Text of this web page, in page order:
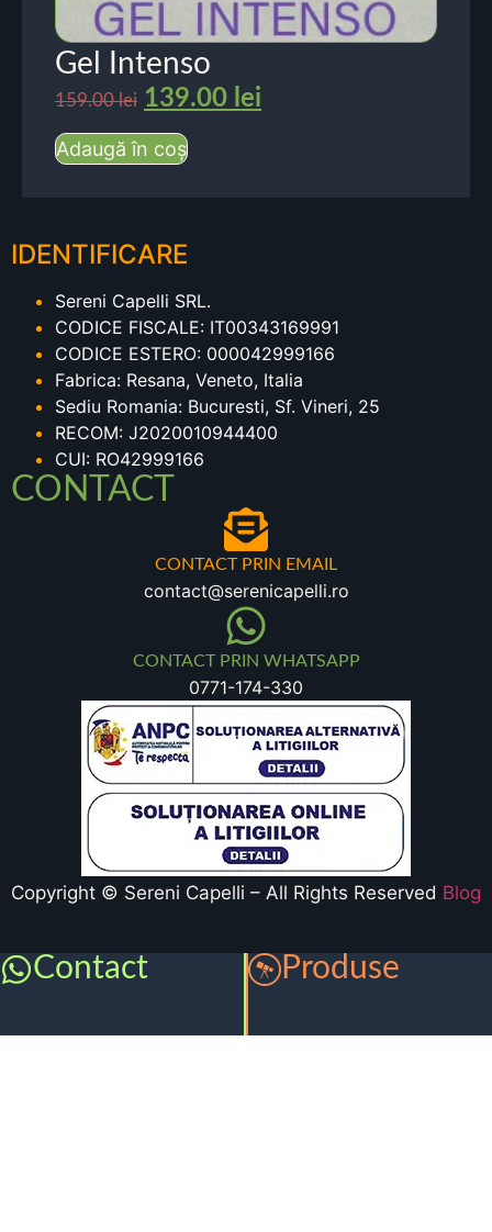
Gel Intenso
159.00lei 139.00 lei
Adaugă în coș
IDENTIFICARE
Sereni Capelli SRL.
CODICE FISCALE: IT00343169991
CODICE ESTERO: 000042999166
Fabrica: Resana, Veneto, Italia
Sediu Romania: Bucuresti, Sf. Vineri, 25
RECOM: J2020010944400
CUI: RO42999166
CONTACT
CONTACT PRIN EMAIL
contact@serenicapelli.ro
CONTACT PRIN WHATSAPP
0771-174-330
Copyright © Sereni Capelli – All Rights Reserved Blog
Contact Produse